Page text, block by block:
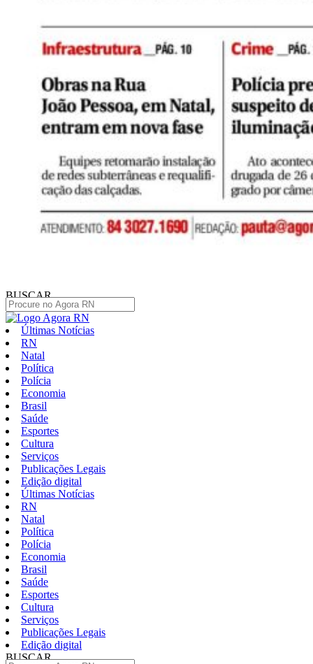
BUSCAR
Últimas Notícias
RN
Natal
Política
Polícia
Economia
Brasil
Saúde
Esportes
Cultura
Serviços
Publicações Legais
Edição digital
Últimas Notícias
RN
Natal
Política
Polícia
Economia
Brasil
Saúde
Esportes
Cultura
Serviços
Publicações Legais
Edição digital
BUSCAR